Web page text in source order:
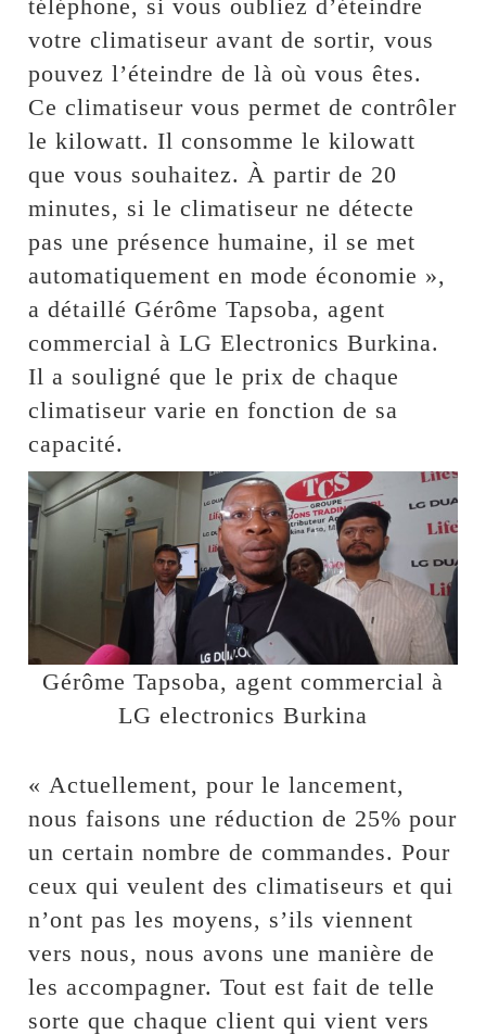
téléphone, si vous oubliez d’éteindre
votre climatiseur avant de sortir, vous
pouvez l’éteindre de là où vous êtes.
Ce climatiseur vous permet de contrôler
le kilowatt. Il consomme le kilowatt
que vous souhaitez. À partir de 20
minutes, si le climatiseur ne détecte
pas une présence humaine, il se met
automatiquement en mode économie »,
a détaillé Gérôme Tapsoba, agent
commercial à LG Electronics Burkina.
Il a souligné que le prix de chaque
climatiseur varie en fonction de sa
capacité.
Gérôme Tapsoba, agent commercial à
LG electronics Burkina
« Actuellement, pour le lancement,
nous faisons une réduction de 25% pour
un certain nombre de commandes. Pour
ceux qui veulent des climatiseurs et qui
n’ont pas les moyens, s’ils viennent
vers nous, nous avons une manière de
les accompagner. Tout est fait de telle
sorte que chaque client qui vient vers